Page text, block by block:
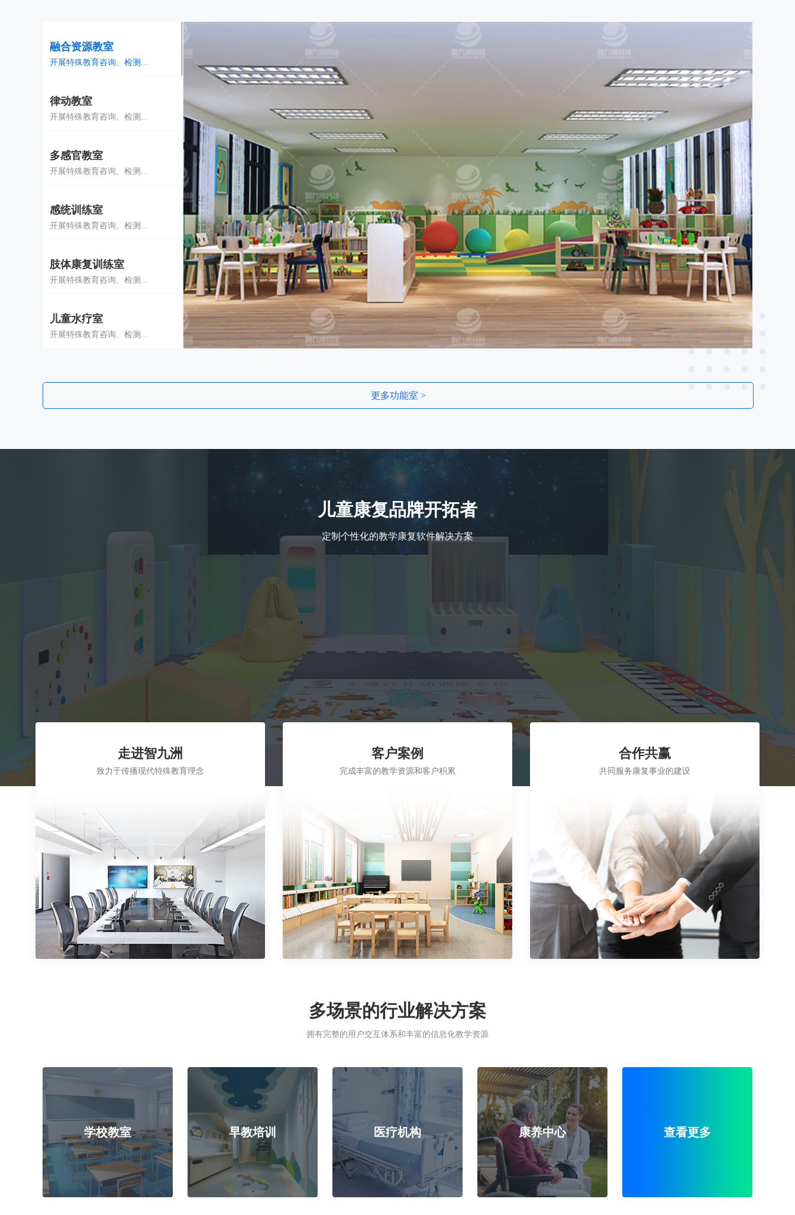
融合资源教室
开展特殊教育咨询、检测...
律动教室
开展特殊教育咨询、检测...
多感官教室
开展特殊教育咨询、检测...
感统训练室
开展特殊教育咨询、检测...
肢体康复训练室
开展特殊教育咨询、检测...
儿童水疗室
开展特殊教育咨询、检测...
更多功能室 >
儿童康复品牌开拓者
定制个性化的教学康复软件解决方案
走进智九洲
致力于传播现代特殊教育理念
客户案例
完成丰富的教学资源和客户积累
合作共赢
共同服务康复事业的建设
多场景的行业解决方案
拥有完整的用户交互体系和丰富的信息化教学资源
学校教室 早教培训 医疗机构 康养中心 查看更多